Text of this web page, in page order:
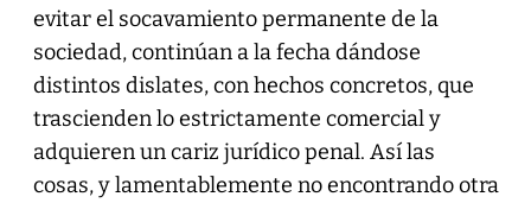
evitar el socavamiento permanente de la
sociedad, continúan a la fecha dándose
distintos dislates, con hechos concretos, que
trascienden lo estrictamente comercial y
adquieren un cariz jurídico penal. Así las
cosas, y lamentablemente no encontrando otra